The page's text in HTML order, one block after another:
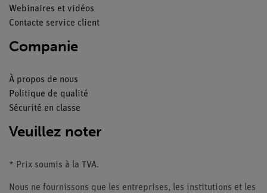
Webinaires et vidéos
Contacte service client
Companie
À propos de nous
Politique de qualité
Sécurité en classe
Veuillez noter
* Prix soumis à la TVA.
Nous ne fournissons que les entreprises, les institutions et les